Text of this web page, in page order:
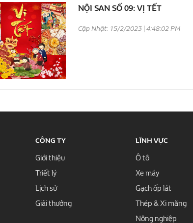
NỘI SAN SỐ 09: VỊ TẾT
Cập Nhật: 15/2/2023 | 4:48:02 PM
CÔNG TY
Giới thiệu
Triết lý
Lịch sử
Giải thưởng
LĨNH VỰC
Ô tô
Xe máy
Gạch ốp lát
Thép & Xi măng
Nông nghiệp